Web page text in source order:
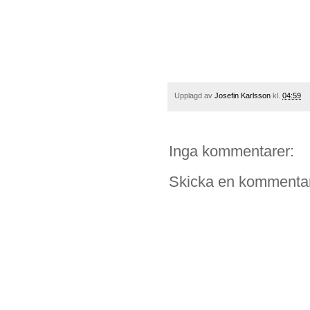
Upplagd av Josefin Karlsson kl. 04:59
Inga kommentarer:
Skicka en